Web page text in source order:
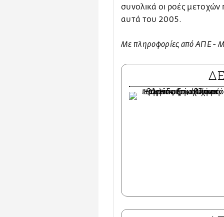
συνολικά οι ροές
αυτά του 2005.
Με πληροφορίες από ΑΠΕ -